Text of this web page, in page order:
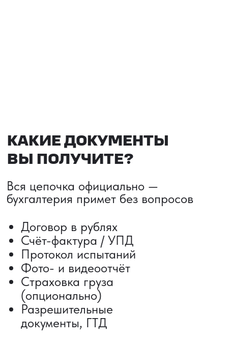
Авиадоставка
Сборный груз
Железнодорожные перевозки
Автогрузоперевозки
Контейнерные перевозки
Негабаритные грузоперевозки
Доставка образцов
Получить консультацию
НАШИ УСЛУГИ